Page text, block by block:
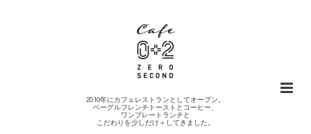
2010年にカフェレストランとしてオープン。
ベーグルフレンチトーストとコーヒー、
ワンプレートランチと
こだわりを少しだけ＋してきました。